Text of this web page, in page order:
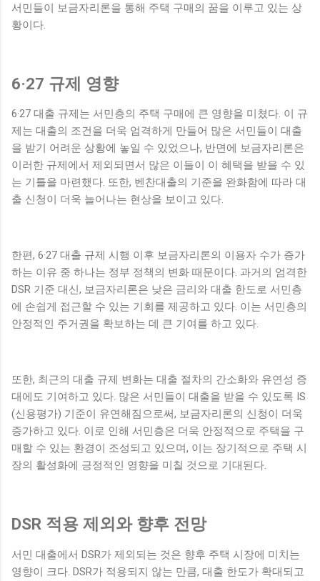
서민들이 보금자리론을 통해 주택 구매의 꿈을 이루고 있는 상
황이다.
6·27 규제 영향
6·27 대출 규제는 서민층의 주택 구매에 큰 영향을 미쳤다. 이 규
제는 대출의 조건을 더욱 엄격하게 만들어 많은 서민들이 대출
을 받기 어려운 상황에 놓일 수 있었으나, 반면에 보금자리론은
이러한 규제에서 제외되면서 많은 이들이 이 혜택을 받을 수 있
는 기틀을 마련했다. 또한, 벤찬대출의 기준을 완화함에 따라 대
출 신청이 더욱 늘어나는 현상을 보이고 있다.
한편, 6·27 대출 규제 시행 이후 보금자리론의 이용자 수가 증가
하는 이유 중 하나는 정부 정책의 변화 때문이다. 과거의 엄격한
DSR 기준 대신, 보금자리론은 낮은 금리와 대출 한도로 서민층
에 손쉽게 접근할 수 있는 기회를 제공하고 있다. 이는 서민층의
안정적인 주거권을 확보하는 데 큰 기여를 하고 있다.
또한, 최근의 대출 규제 변화는 대출 절차의 간소화와 유연성 증
대에도 기여하고 있다. 많은 서민들이 대출을 받을 수 있도록 IS
(신용평가) 기준이 유연해짐으로써, 보금자리론의 신청이 더욱
증가하고 있다. 이로 인해 서민층은 더욱 안정적으로 주택을 구
매할 수 있는 환경이 조성되고 있으며, 이는 장기적으로 주택 시
장의 활성화에 긍정적인 영향을 미칠 것으로 기대된다.
DSR 적용 제외와 향후 전망
서민 대출에서 DSR가 제외되는 것은 향후 주택 시장에 미치는
영향이 크다. DSR가 적용되지 않는 만큼, 대출 한도가 확대되고